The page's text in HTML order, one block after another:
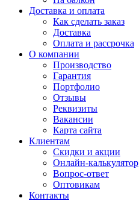
Доставка и оплата
Как сделать заказ
Доставка
Оплата и рассрочка
О компании
Производство
Гарантия
Портфолио
Отзывы
Реквизиты
Вакансии
Карта сайта
Клиентам
Скидки и акции
Онлайн-калькулятор
Вопрос-ответ
Оптовикам
Контакты